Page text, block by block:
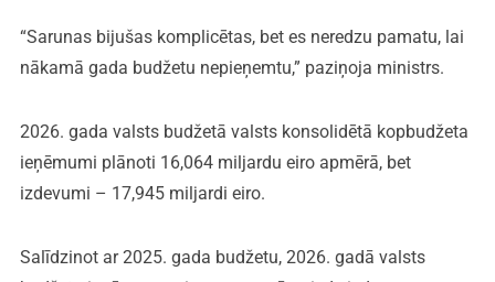
“Sarunas bijušas komplicētas, bet es neredzu pamatu, lai
nākamā gada budžetu nepieņemtu,” paziņoja ministrs.
2026. gada valsts budžetā valsts konsolidētā kopbudžeta
ieņēmumi plānoti 16,064 miljardu eiro apmērā, bet
izdevumi – 17,945 miljardi eiro.
Salīdzinot ar 2025. gada budžetu, 2026. gadā valsts